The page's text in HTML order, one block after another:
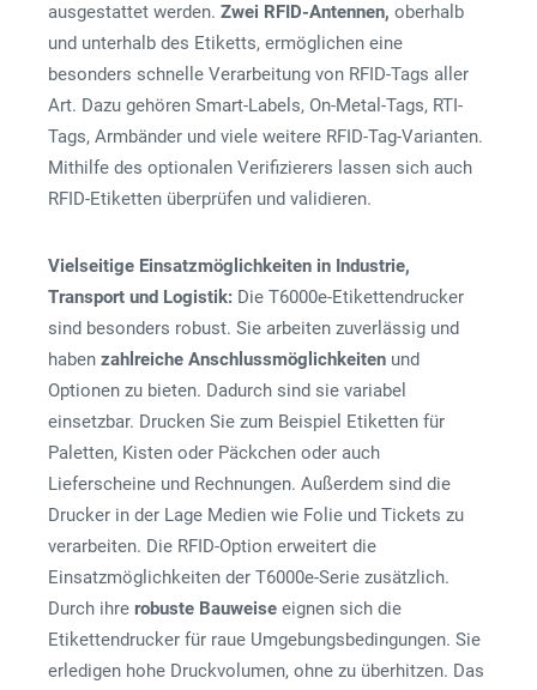
ausgestattet werden. Zwei RFID-Antennen, oberhalb
und unterhalb des Etiketts, ermöglichen eine
besonders schnelle Verarbeitung von RFID-Tags aller
Art. Dazu gehören Smart-Labels, On-Metal-Tags, RTI-
Tags, Armbänder und viele weitere RFID-Tag-Varianten.
Mithilfe des optionalen Verifizierers lassen sich auch
RFID-Etiketten überprüfen und validieren.
Vielseitige Einsatzmöglichkeiten in Industrie,
Transport und Logistik: Die T6000e-Etikettendrucker
sind besonders robust. Sie arbeiten zuverlässig und
haben zahlreiche Anschlussmöglichkeiten und
Optionen zu bieten. Dadurch sind sie variabel
einsetzbar. Drucken Sie zum Beispiel Etiketten für
Paletten, Kisten oder Päckchen oder auch
Lieferscheine und Rechnungen. Außerdem sind die
Drucker in der Lage Medien wie Folie und Tickets zu
verarbeiten. Die RFID-Option erweitert die
Einsatzmöglichkeiten der T6000e-Serie zusätzlich.
Durch ihre robuste Bauweise eignen sich die
Etikettendrucker für raue Umgebungsbedingungen. Sie
erledigen hohe Druckvolumen, ohne zu überhitzen. Das